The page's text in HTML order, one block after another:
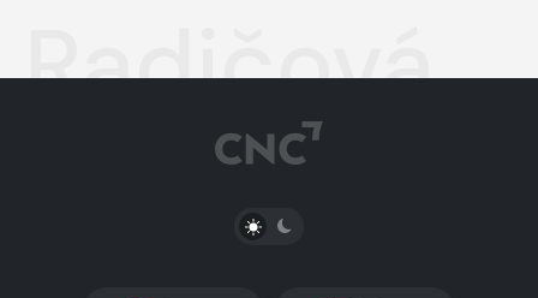
Radičová
PŘEPNOUT SVĚTLÝ/TMAVÝ REŽIM